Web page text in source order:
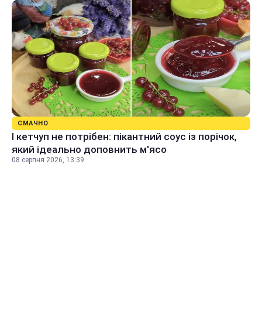
СМАЧНО
І кетчуп не потрібен: пікантний соус із порічок,
який ідеально доповнить м'ясо
08 серпня 2026, 13:39